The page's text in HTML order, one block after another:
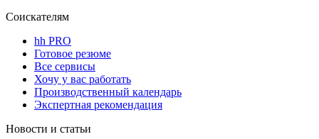
Соискателям
hh PRO
Готовое резюме
Все сервисы
Хочу у вас работать
Производственный календарь
Экспертная рекомендация
Новости и статьи